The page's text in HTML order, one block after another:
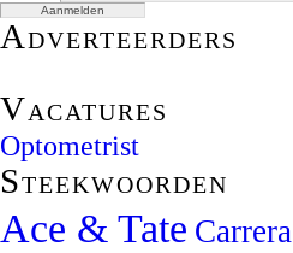
Adverteerders
Vacatures
Optometrist
Steekwoorden
Ace & Tate Carrera